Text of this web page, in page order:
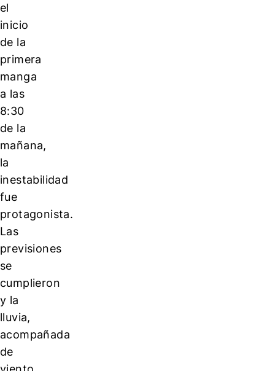
el
inicio
de la
primera
manga
a las
8:30
de la
mañana,
la
inestabilidad
fue
protagonista.
Las
previsiones
se
cumplieron
y la
lluvia,
acompañada
de